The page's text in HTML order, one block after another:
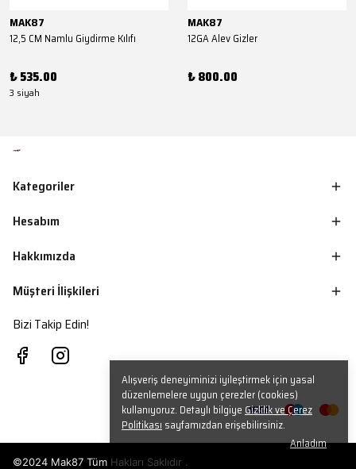
Alışveriş deneyiminizi iyileştirmek için yasal
düzenlemelere uygun çerezler (cookies)
kullanıyoruz. Detaylı bilgiye Gizlilik ve Çerez
Politikası sayfamızdan erişebilirsiniz.
Anladım
MAK87
12,5 CM Namlu Giydirme Kılıfı
₺ 535.00
3 siyah
MAK87
12GA Alev Gizler
₺ 800.00
Kategoriler
Hesabım
Hakkımızda
Müşteri İlişkileri
Bizi Takip Edin!
©2024 Mak87 Tüm Hakları Saklıdır .